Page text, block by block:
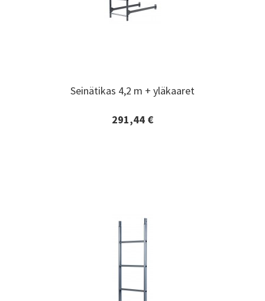
Seinätikas 4,2 m + yläkaaret
291,44 €
Seinätikas 4,2 m + yläkaaret
Lisätiedot ja tilaaminen